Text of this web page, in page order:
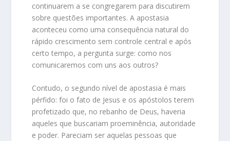
continuarem a se congregarem para discutirem
sobre questões importantes. A apostasia
aconteceu como uma consequência natural do
rápido crescimento sem controle central e após
certo tempo, a pergunta surge: como nos
comunicaremos com uns aos outros?
Contudo, o segundo nível de apostasia é mais
pérfido: foi o fato de Jesus e os apóstolos terem
profetizado que, no rebanho de Deus, haveria
aqueles que buscariam proeminência, autoridade
e poder. Pareciam ser aquelas pessoas que